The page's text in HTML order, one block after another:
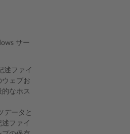
サー
述ファイ
ェブお
なホス
データと
ファイ